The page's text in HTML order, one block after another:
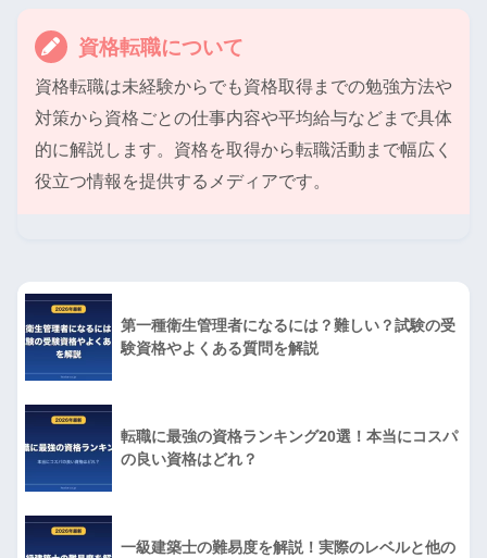
資格転職について
資格転職は未経験からでも資格取得までの勉強方法や
対策から資格ごとの仕事内容や平均給与などまで具体
的に解説します。資格を取得から転職活動まで幅広く
役立つ情報を提供するメディアです。
第一種衛生管理者になるには？難しい？試験の受
験資格やよくある質問を解説
転職に最強の資格ランキング20選！本当にコスパ
の良い資格はどれ？
一級建築士の難易度を解説！実際のレベルと他の